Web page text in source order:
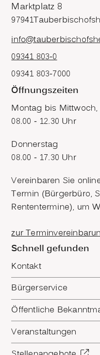
Marktplatz 8
97941
09341 803-0
09341 803-7000
Öffnungszeiten
Montag bis Mittwoch,
08.00 - 12.30 Uhr
Donnerstag
08.00 - 17.30 Uhr
Vereinbaren Sie
Termin (Bürgerbüro,
Rententermine), um
zur
Schnell gefunden
Kontakt
Bürgerservice
Öffentliche
Veranstaltungen